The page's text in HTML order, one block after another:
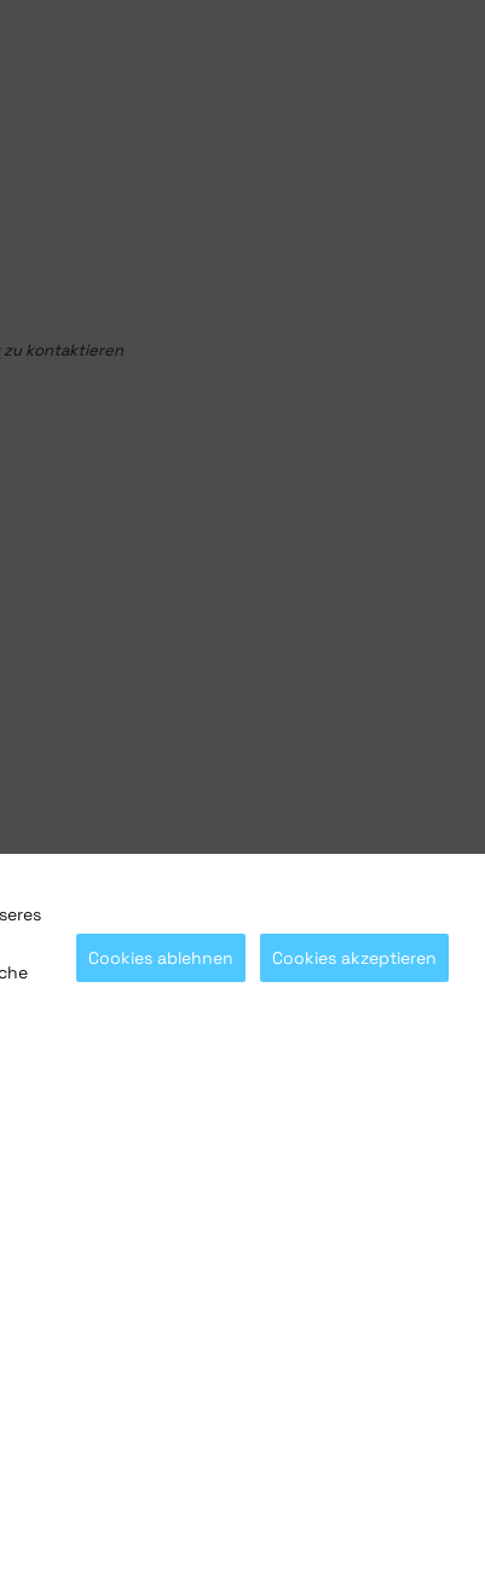
zu kontaktieren
Cookies ablehnen Cookies akzeptieren